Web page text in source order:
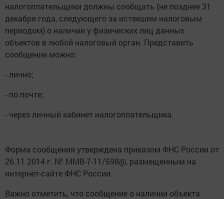
налогоплательщики должны сообщать (не позднее 31
декабря года, следующего за истекшим налоговым
периодом) о наличии у физических лиц данных
объектов в любой налоговый орган. Представить
сообщение можно:
- лично;
- по почте;
- через личный кабинет налогоплательщика.
Форма сообщения утверждена приказом ФНС России от
26.11 2014 г. № ММВ-7-11/598@, размещенным на
интернет-сайте ФНС России.
Важно отметить, что сообщение о наличии объекта